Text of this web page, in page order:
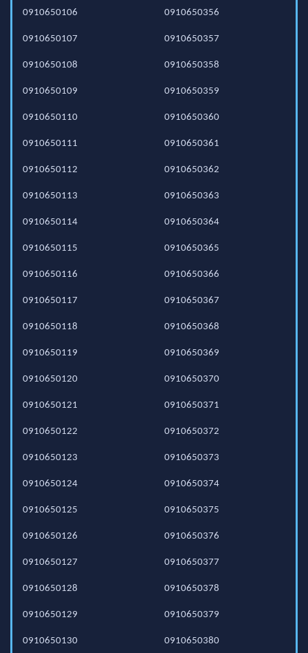
0910650106
0910650107
0910650108
0910650109
0910650110
0910650111
0910650112
0910650113
0910650114
0910650115
0910650116
0910650117
0910650118
0910650119
0910650120
0910650121
0910650122
0910650123
0910650124
0910650125
0910650126
0910650127
0910650128
0910650129
0910650130
0910650356
0910650357
0910650358
0910650359
0910650360
0910650361
0910650362
0910650363
0910650364
0910650365
0910650366
0910650367
0910650368
0910650369
0910650370
0910650371
0910650372
0910650373
0910650374
0910650375
0910650376
0910650377
0910650378
0910650379
0910650380